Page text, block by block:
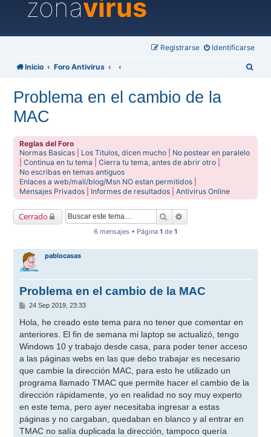
zonavirus
Identificarse
Registrarse
Inicio Foro Antivirus
Problema en el cambio de la
MAC
Reglas del Foro
Normas Basicas
Los Titulos, dicen mucho
No postear en paralelo
|Continua en tu tema |Cierra tu tema, antes de abrir otro
No escribas en temas antiguos
Enlaces a web/mail/blog/Msn NO estan permitidos
Mensajes Privados
Informes de resultados |Antivirus Online
Cerrado Buscar
6 mensajes • Página 1 de 1
pablocasas
Problema en el cambio de la MAC
M
n
a
j
e
24 Sep 2019, 23:33
Hola, he creado este tema para no tener que comentar en
anteriores. El fin de semana mi laptop se actualizó, tengo
Windows 10 y trabajo desde casa, para poder tener acceso
a las páginas webs en las que debo trabajar es necesario
que cambie la dirección MAC, para esto he utilizado un
programa llamado TMAC que permite hacer el cambio de la
dirección rápidamente, yo en realidad no soy muy experto
en este tema, pero ayer necesitaba ingresar a estas
páginas y no cargaban, quedaban en blanco y al entrar en
TMAC no salía duplicada la dirección, tampoco quería